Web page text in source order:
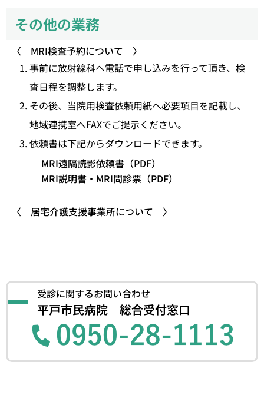
その他の業務
〈 MRI検査予約について 〉
事前に放射線科へ電話で申し込みを行って頂き、検
査日程を調整します。
その後、当院用検査依頼用紙へ必要項目を記載し、
地域連携室へFAXでご提示ください。
依頼書は下記からダウンロードできます。
MRI遠隔読影依頼書（PDF）
MRI説明書・MRI問診票（PDF）
〈 居宅介護支援事業所について 〉
受診に関するお問い合わせ
平戸市民病院 総合受付窓口